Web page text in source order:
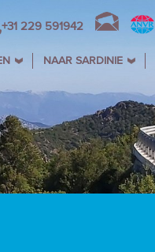
+31 229 591942
NAAR SARDINIE